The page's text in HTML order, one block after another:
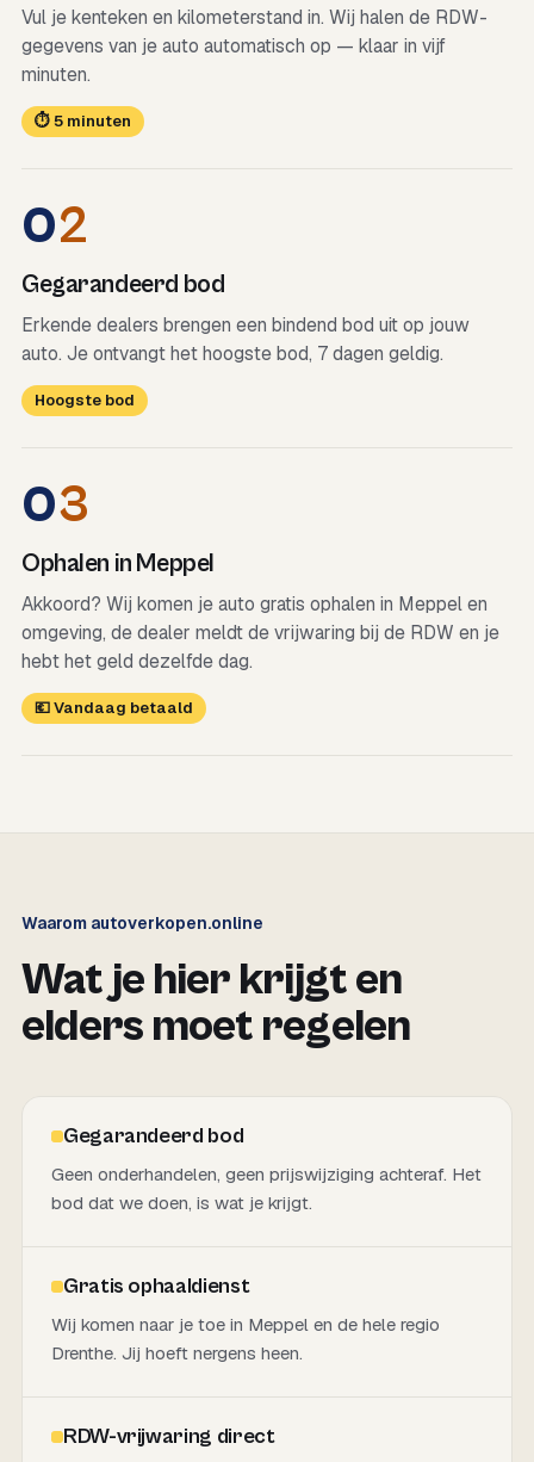
Vul je kenteken en kilometerstand in. Wij halen de RDW-
gegevens van je auto automatisch op — klaar in vijf
minuten.
⏱ 5 minuten
02
Gegarandeerd bod
Erkende dealers brengen een bindend bod uit op jouw
auto. Je ontvangt het hoogste bod, 7 dagen geldig.
Hoogste bod
03
Ophalen in Meppel
Akkoord? Wij komen je auto gratis ophalen in Meppel en
omgeving, de dealer meldt de vrijwaring bij de RDW en je
hebt het geld dezelfde dag.
💶 Vandaag betaald
Waarom autoverkopen.online
Wat je hier krijgt en
elders moet regelen
Gegarandeerd bod
Geen onderhandelen, geen prijswijziging achteraf. Het
bod dat we doen, is wat je krijgt.
Gratis ophaaldienst
Wij komen naar je toe in Meppel en de hele regio
Drenthe. Jij hoeft nergens heen.
RDW-vrijwaring direct